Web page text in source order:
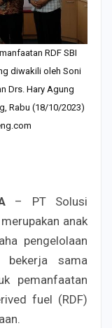
RDF SBI
diwakili oleh Soni
Drs. Hary Agung
Rabu (18/10/2023)
– PT Solusi
anak
pengelolaan
bekerja sama
pemanfaatan
fuel (RDF)